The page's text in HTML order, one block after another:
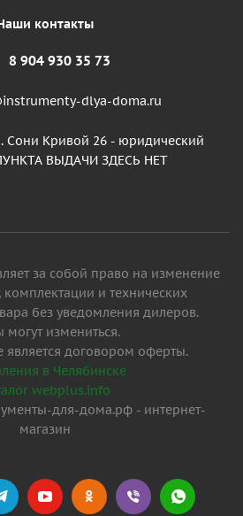
контакты
8 904 930 35 73
dlya-doma.ru
Сони Кривой 26 - юридический
ВЫДАЧИ ЗДЕСЬ НЕТ
за собой право на изменение
и технических
без уведомления дилеров.
могут измениться.
договором оферты.
в Челябинске
webplus.info
для-дома.рф - интернет-
магазин